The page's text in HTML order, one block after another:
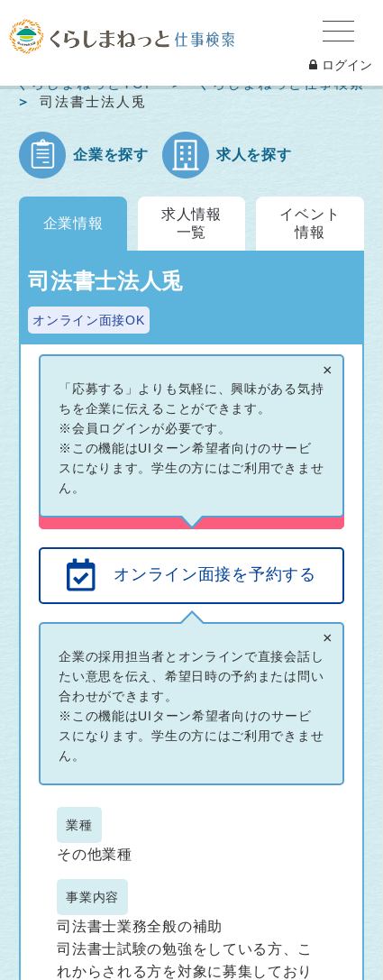
ログイン
くらしまねっとTOP
くらしまねっと仕事検索
司法書士法人兎
企業を探す 求人を探す
企業情報
求人情報
一覧
イベント
情報
司法書士法人兎
オンライン面接OK
実際の司法書士の仕事を見て学び、
私たちと一緒に自己実現してみませ
んか？
×
「応募する」よりも気軽に、興味がある気持
ちを企業に伝えることができます。
※会員ログインが必要です。
※この機能はUIターン希望者向けのサービ
スになります。学生の方にはご利用できませ
ん。
オンライン面接を予約する
×
企業の採用担当者とオンラインで直接会話し
たい意思を伝え、希望日時の予約または問い
合わせができます。
※この機能はUIターン希望者向けのサービ
スになります。学生の方にはご利用できませ
ん。
業種
その他業種
事業内容
司法書士業務全般の補助
司法書士試験の勉強をしている方、こ
れからされる方を対象に募集しており